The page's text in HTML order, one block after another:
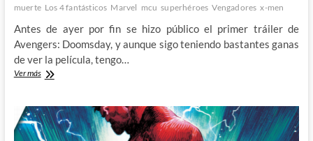
muerte Los 4 fantásticos Marvel mcu superhéroes Vengadores x-men
Antes de ayer por fin se hizo público el primer tráiler de
Avengers: Doomsday, y aunque sigo teniendo bastantes ganas
de ver la película, tengo…
Ver másDestripamos
tráiler
de
Avengers: